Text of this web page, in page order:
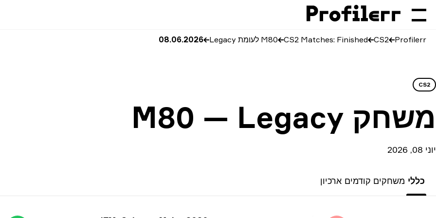
Profilerr
CS2
CS2 Matches: Finished M80 לעומת Legacy 08.06.2026
CS2
משחק M80 — Legacy
יוני 08, 2026
כללי משחקים קודמים ארכיון